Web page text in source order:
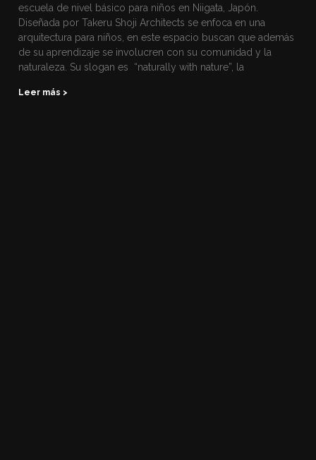
escuela de nivel básico para niños en Niigata, Japón.
Diseñada por Takeru Shoji Architects se enfoca en una
arquitectura para niños, en este espacio buscan que además
de su aprendizaje se involucren con su comunidad y la
naturaleza. Su slogan es “naturally with nature”, la
Leer más >